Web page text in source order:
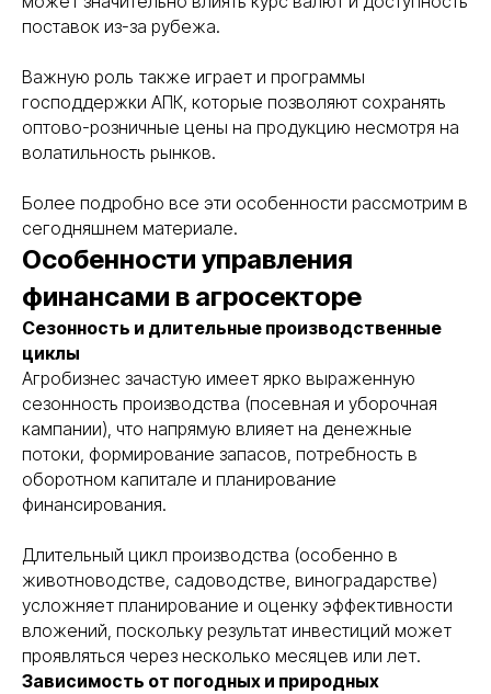
поставок из-за рубежа.
Важную роль также играет и программы
господдержки АПК, которые позволяют сохранять
оптово-розничные цены на продукцию несмотря на
волатильность рынков.
Более подробно все эти особенности рассмотрим в
сегодняшнем материале.
Особенности управления
финансами в агросекторе
Сезонность и длительные производственные
циклы
Агробизнес зачастую имеет ярко выраженную
сезонность производства (посевная и уборочная
кампании), что напрямую влияет на денежные
потоки, формирование запасов, потребность в
оборотном капитале и планирование
финансирования.
Длительный цикл производства (особенно в
животноводстве, садоводстве, виноградарстве)
усложняет планирование и оценку эффективности
вложений, поскольку результат инвестиций может
проявляться через несколько месяцев или лет.
Зависимость от погодных и природных